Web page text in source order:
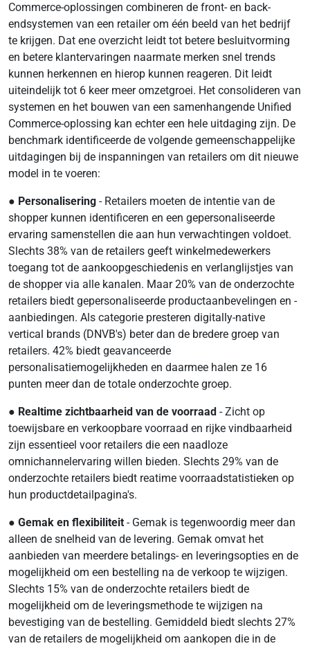
Commerce-oplossingen combineren de front- en back-
endsystemen van een retailer om één beeld van het bedrijf
te krijgen. Dat ene overzicht leidt tot betere besluitvorming
en betere klantervaringen naarmate merken snel trends
kunnen herkennen en hierop kunnen reageren. Dit leidt
uiteindelijk tot 6 keer meer omzetgroei. Het consolideren van
systemen en het bouwen van een samenhangende Unified
Commerce-oplossing kan echter een hele uitdaging zijn. De
benchmark identificeerde de volgende gemeenschappelijke
uitdagingen bij de inspanningen van retailers om dit nieuwe
model in te voeren:
● Personalisering - Retailers moeten de intentie van de
shopper kunnen identificeren en een gepersonaliseerde
ervaring samenstellen die aan hun verwachtingen voldoet.
Slechts 38% van de retailers geeft winkelmedewerkers
toegang tot de aankoopgeschiedenis en verlanglijstjes van
de shopper via alle kanalen. Maar 20% van de onderzochte
retailers biedt gepersonaliseerde productaanbevelingen en -
aanbiedingen. Als categorie presteren digitally-native
vertical brands (DNVB's) beter dan de bredere groep van
retailers. 42% biedt geavanceerde
personalisatiemogelijkheden en daarmee halen ze 16
punten meer dan de totale onderzochte groep.
● Realtime zichtbaarheid van de voorraad - Zicht op
toewijsbare en verkoopbare voorraad en rijke vindbaarheid
zijn essentieel voor retailers die een naadloze
omnichannelervaring willen bieden. Slechts 29% van de
onderzochte retailers biedt reatime voorraadstatistieken op
hun productdetailpagina's.
● Gemak en flexibiliteit - Gemak is tegenwoordig meer dan
alleen de snelheid van de levering. Gemak omvat het
aanbieden van meerdere betalings- en leveringsopties en de
mogelijkheid om een bestelling na de verkoop te wijzigen.
Slechts 15% van de onderzochte retailers biedt de
mogelijkheid om de leveringsmethode te wijzigen na
bevestiging van de bestelling. Gemiddeld biedt slechts 27%
van de retailers de mogelijkheid om aankopen die in de